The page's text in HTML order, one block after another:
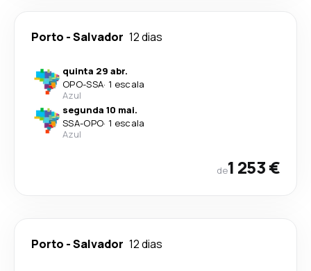
Porto -Salvador 12 dias
quinta 29 abr.
OPO-SSA· 1 escala
Azul
segunda 10 mai.
SSA-OPO· 1 escala
Azul
de1 253 €
Porto -Salvador 12 dias